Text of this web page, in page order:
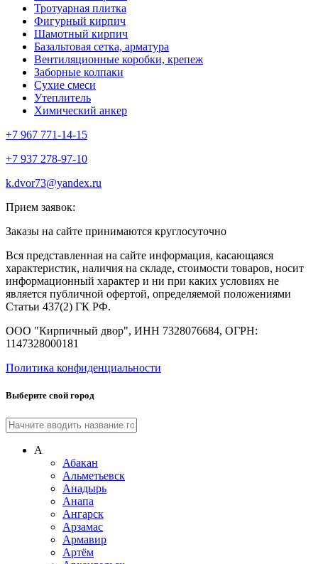
Тротуарная плитка
Фигурный кирпич
Шамотный кирпич
Базальтовая сетка, арматура
Вентиляционные коробки, крепеж
Заборные колпаки
Сухие смеси
Утеплитель
Химический анкер
+7 967 771-14-15
+7 937 278-97-10
k.dvor73@yandex.ru
Прием заявок:
Заказы на сайте принимаются круглосуточно
Вся представленная на сайте информация, касающаяся
характеристик, наличия на складе, стоимости товаров, носит
информационный характер и ни при каких условиях не
является публичной офертой, определяемой положениями
Статьи 437(2) ГК РФ.
ООО "Кирпичный двор", ИНН 7328076684, ОГРН:
1147328000181
Политика конфиденциальности
Выберите свой город
А
Абакан
Альметьевск
Анадырь
Анапа
Ангарск
Арзамас
Армавир
Артём